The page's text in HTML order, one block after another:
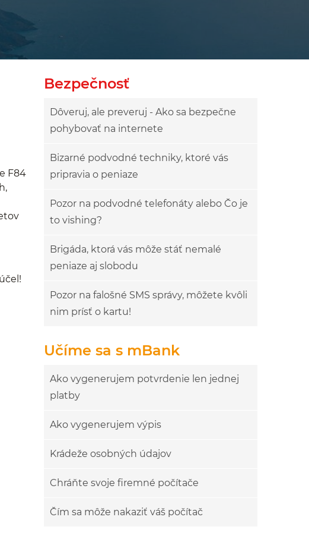
F84
Bezpečnosť
Dôveruj, ale preveruj - Ako sa bezpečne
pohybovať na internete
Bizarné podvodné techniky, ktoré vás
pripravia o peniaze
Pozor na podvodné telefonáty alebo Čo je
to vishing?
Brigáda, ktorá vás môže stáť nemalé
peniaze aj slobodu
Pozor na falošné SMS správy, môžete kvôli
nim prísť o kartu!
Učíme sa s mBank
Ako vygenerujem potvrdenie len jednej
platby
Ako vygenerujem výpis
Krádeže osobných údajov
Chráňte svoje firemné počítače
Čím sa môže nakaziť váš počítač